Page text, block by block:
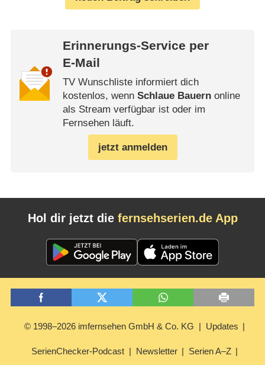
Erinnerungs-Service per
E-Mail
TV Wunschliste informiert dich
kostenlos, wenn Schlaue Bauernonline
als Stream verfügbar ist oder im
Fernsehen läuft.
jetzt anmelden
Hol dir jetzt die fernsehserien.de App
© 1998–2026 imfernsehen GmbH & Co. KG Updates
SerienChecker-Podcast Newsletter Serien A–Z